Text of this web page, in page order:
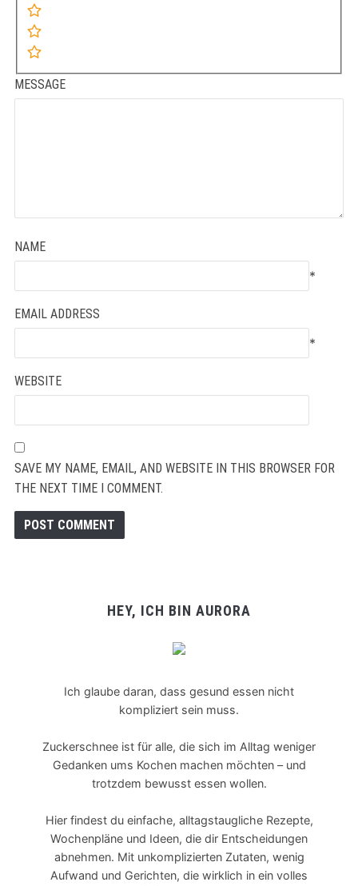
MESSAGE
NAME
*
EMAIL ADDRESS
*
WEBSITE
SAVE MY NAME, EMAIL, AND WEBSITE IN THIS BROWSER FOR
THE NEXT TIME I COMMENT.
HEY, ICH BIN AURORA
Ich glaube daran, dass gesund essen nicht
kompliziert sein muss.
Zuckerschnee ist für alle, die sich im Alltag weniger
Gedanken ums Kochen machen möchten – und
trotzdem bewusst essen wollen.
Hier findest du einfache, alltagstaugliche Rezepte,
Wochenpläne und Ideen, die dir Entscheidungen
abnehmen. Mit unkomplizierten Zutaten, wenig
Aufwand und Gerichten, die wirklich in ein volles